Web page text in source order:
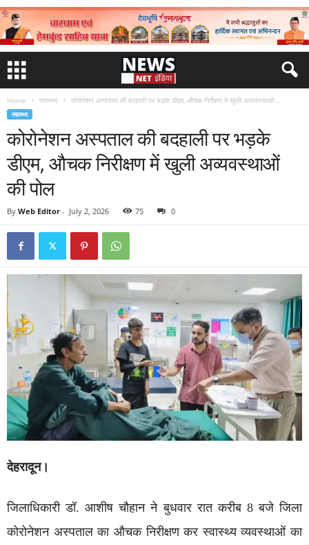
Home स्वास्थ्य कोरोनेशन अस्पताल की बदहाली पर भड़के डीएम, औचक निरीक्षण में खुली अव्यवस्थाओं...
स्वास्थ्य
कोरोनेशन अस्पताल की बदहाली पर भड़के
डीएम, औचक निरीक्षण में खुली अव्यवस्थाओं
की पोल
By Web Editor - July 2, 2026 75 0
देहरादून।
जिलाधिकारी डॉ. आशीष चौहान ने बुधवार रात करीब 8 बजे जिला
कोरोनेशन अस्पताल का औचक निरीक्षण कर स्वास्थ्य व्यवस्थाओं का